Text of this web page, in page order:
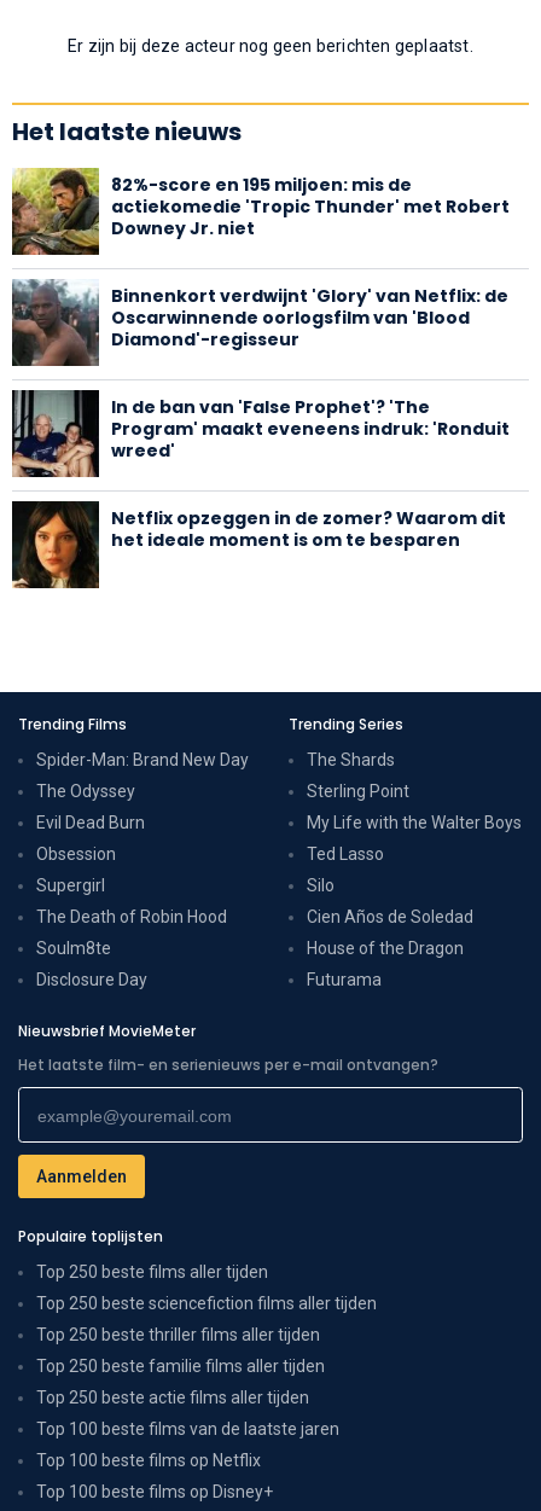
Er zijn bij deze acteur nog geen berichten geplaatst.
Het laatste nieuws
82%-score en 195 miljoen: mis de
actiekomedie 'Tropic Thunder' met Robert
Downey Jr. niet
Binnenkort verdwijnt 'Glory' van Netflix: de
Oscarwinnende oorlogsfilm van 'Blood
Diamond'-regisseur
In de ban van 'False Prophet'? 'The
Program' maakt eveneens indruk: 'Ronduit
wreed'
Netflix opzeggen in de zomer? Waarom dit
het ideale moment is om te besparen
Trending Films
Spider-Man: Brand New Day
The Odyssey
Evil Dead Burn
Obsession
Supergirl
The Death of Robin Hood
Soulm8te
Disclosure Day
Trending Series
The Shards
Sterling Point
My Life with the Walter Boys
Ted Lasso
Silo
Cien Años de Soledad
House of the Dragon
Futurama
Nieuwsbrief MovieMeter
Het laatste film- en serienieuws per e-mail ontvangen?
Populaire toplijsten
Top 250 beste films aller tijden
Top 250 beste sciencefiction films aller tijden
Top 250 beste thriller films aller tijden
Top 250 beste familie films aller tijden
Top 250 beste actie films aller tijden
Top 100 beste films van de laatste jaren
Top 100 beste films op Netflix
Top 100 beste films op Disney+